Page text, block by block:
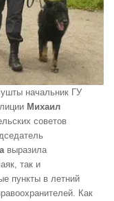
начальник ГУ
Михаил
советов
выразила
так и
пункты в летний
Как